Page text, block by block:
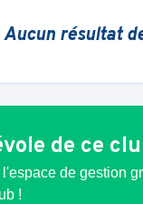
Aucun résultat
de ce
de gestion
!